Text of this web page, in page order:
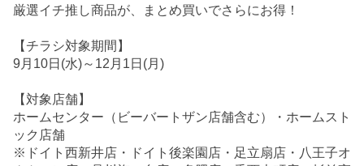
厳選イチ推し商品が、まとめ買いでさらにお得！
【チラシ対象期間】
9月10日(水)～12月1日(月)
【対象店舗】
ホームセンター（ビーバートザン店舗含む）・ホームスト
ック店舗
※ドイト西新井店・ドイト後楽園店・足立扇店・八王子オ